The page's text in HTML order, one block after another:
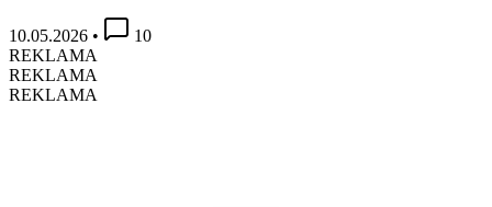
10.05.2026 •
10
REKLAMA
REKLAMA
REKLAMA